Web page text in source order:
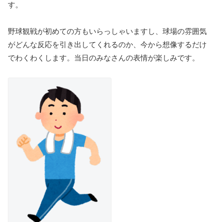
す。
野球観戦が初めての方もいらっしゃいますし、球場の雰囲気
がどんな反応を引き出してくれるのか、今から想像するだけ
でわくわくします。当日のみなさんの表情が楽しみです。